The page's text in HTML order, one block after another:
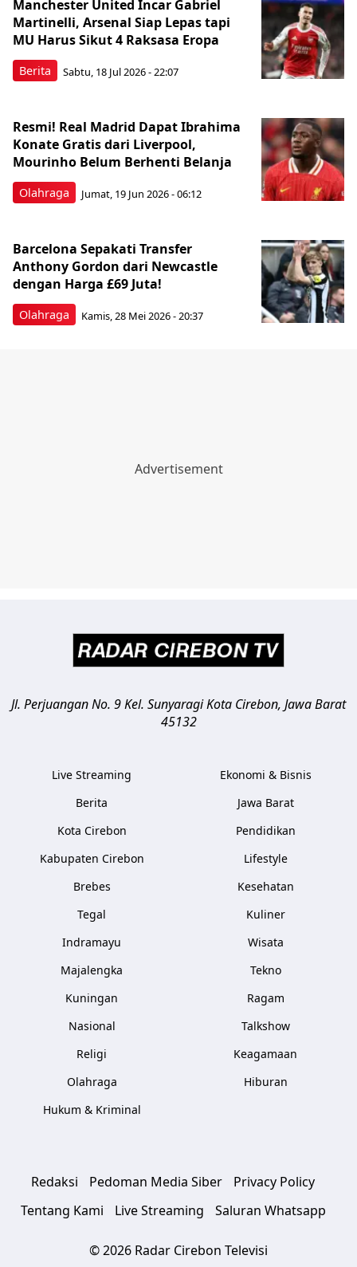
Berita
Manchester United Incar Gabriel
Martinelli, Arsenal Siap Lepas tapi
MU Harus Sikut 4 Raksasa Eropa
Sabtu, 18 Jul 2026 - 22:07
Olahraga
Resmi! Real Madrid Dapat Ibrahima
Konate Gratis dari Liverpool,
Mourinho Belum Berhenti Belanja
Jumat, 19 Jun 2026 - 06:12
Olahraga
Barcelona Sepakati Transfer
Anthony Gordon dari Newcastle
dengan Harga £69 Juta!
Kamis, 28 Mei 2026 - 20:37
Jl. Perjuangan No. 9 Kel. SunyaragiKota Cirebon, Jawa Barat
45132
Live Streaming
Berita
Kota Cirebon
Kabupaten Cirebon
Brebes
Tegal
Indramayu
Majalengka
Kuningan
Nasional
Religi
Olahraga
Hukum & Kriminal
Ekonomi & Bisnis
Jawa Barat
Pendidikan
Lifestyle
Kesehatan
Kuliner
Wisata
Tekno
Ragam
Talkshow
Keagamaan
Hiburan
Redaksi Pedoman Media Siber
Privacy Policy
Tentang Kami
Live Streaming Saluran Whatsapp
© 2026 Radar Cirebon Televisi